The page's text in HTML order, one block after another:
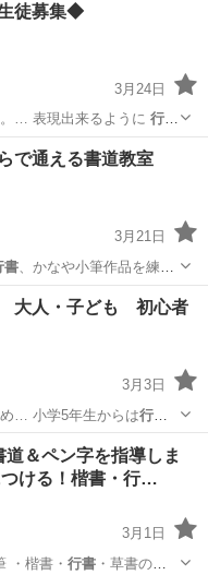
徒募集◆
3月24日
… 表現出来るように 行書
書初め
で通える書道教室
3月21日
書、かなや小筆作品を練習
手ぶら
大人・子ども 初心者
3月3日
、草書、仮名と進め… 小学5年生からは行書
行書
＆ペン字を指導しま
つける！楷書・行…
3月1日
・楷書・ 行書・草書の書